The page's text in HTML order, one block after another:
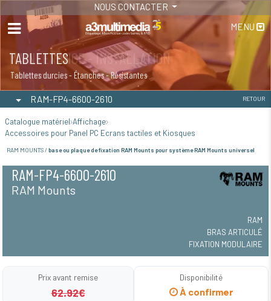
NOUS CONTACTER
MENU
MAINTENANCE - INSTALLATION
Maintenance
TABLETTES
Tablettes durcies - Étanches - Résistantes
RAM-FP4-6600-2610 RETOUR
Catalogue matériel Affichage
Accessoires pour Panel PC Ecrans tactiles et Kiosques
RAM MOUNTS / base ou plaque de fixation RAM Mounts pour système RAM Mounts universel
RAM-FP4-6600-2610
RAM Mounts
RAM
BRAS ARTICULÉ
FIXATION MODULAIRE
Prix avant remise
62.92€
Disponibilité
À confirmer